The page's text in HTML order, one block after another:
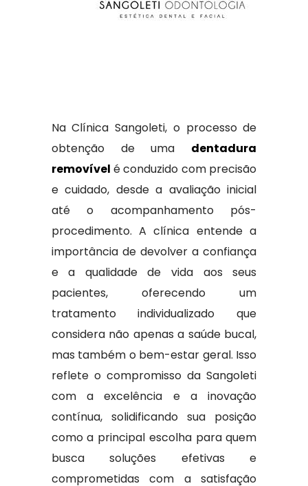
Na Clínica Sangoleti, o processo de
obtenção de uma dentadura
removível é conduzido com precisão
e cuidado, desde a avaliação inicial
até o acompanhamento pós-
procedimento. A clínica entende a
importância de devolver a confiança
e a qualidade de vida aos seus
pacientes, oferecendo um
tratamento individualizado que
considera não apenas a saúde bucal,
mas também o bem-estar geral. Isso
reflete o compromisso da Sangoleti
com a excelência e a inovação
contínua, solidificando sua posição
como a principal escolha para quem
busca soluções efetivas e
comprometidas com a satisfação